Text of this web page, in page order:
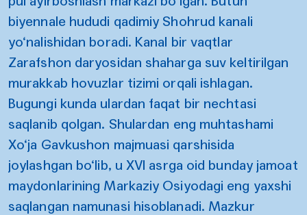
biyennale hududi qadimiy Shohrud kanali
yo‘nalishidan boradi. Kanal bir vaqtlar
Zarafshon daryosidan shaharga suv keltirilgan
murakkab hovuzlar tizimi orqali ishlagan.
Bugungi kunda ulardan faqat bir nechtasi
saqlanib qolgan. Shulardan eng muhtashami
Xo‘ja Gavkushon majmuasi qarshisida
joylashgan bo‘lib, u XVI asrga oid bunday jamoat
maydonlarining Markaziy Osiyodagi eng yaxshi
saqlangan namunasi hisoblanadi. Mazkur